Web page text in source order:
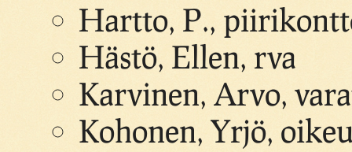
Hartto, P.,
Hästö, Ellen, rva
Karvinen, Arvo,
Kohonen, Yrjö,